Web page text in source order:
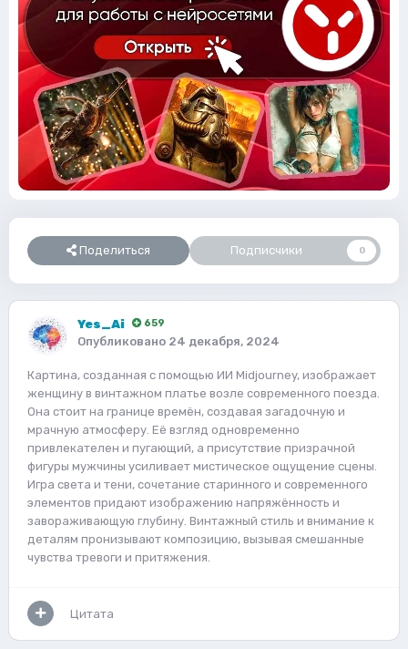
Поделиться Подписчики 0
Yes_Ai 659
Опубликовано 24 декабря, 2024
Картина, созданная с помощью ИИ Midjourney, изображает
женщину в винтажном платье возле современного поезда.
Она стоит на границе времён, создавая загадочную и
мрачную атмосферу. Её взгляд одновременно
привлекателен и пугающий, а присутствие призрачной
фигуры мужчины усиливает мистическое ощущение сцены.
Игра света и тени, сочетание старинного и современного
элементов придают изображению напряжённость и
завораживающую глубину. Винтажный стиль и внимание к
деталям пронизывают композицию, вызывая смешанные
чувства тревоги и притяжения.
Цитата